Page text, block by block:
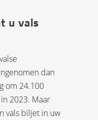
u vals
dan
om 24.100
2023. Maar
vals biljet in uw